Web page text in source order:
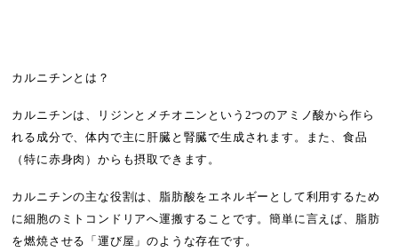
カルニチンとは？
カルニチンは、リジンとメチオニンという2つのアミノ酸から作ら
れる成分で、体内で主に肝臓と腎臓で生成されます。また、食品
（特に赤身肉）からも摂取できます。
カルニチンの主な役割は、脂肪酸をエネルギーとして利用するため
に細胞のミトコンドリアへ運搬することです。簡単に言えば、脂肪
を燃焼させる「運び屋」のような存在です。